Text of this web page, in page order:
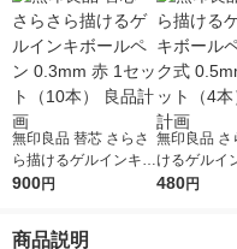
無印良品 替芯 さらさ
ら描けるゲルインキボ
ールペン 0.3mm 赤 1
900円
無印良品 さ
けるゲルイ
ペン ノック
480円
商品説明